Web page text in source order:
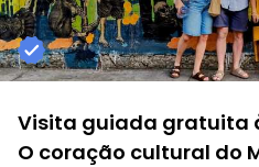
Visita guiada gratuita
O coração cultural do